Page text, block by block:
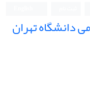
دانشگاه تهران